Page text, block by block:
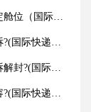
货知识分享）
货知识分享)
干货知识分享)
货知识分享)